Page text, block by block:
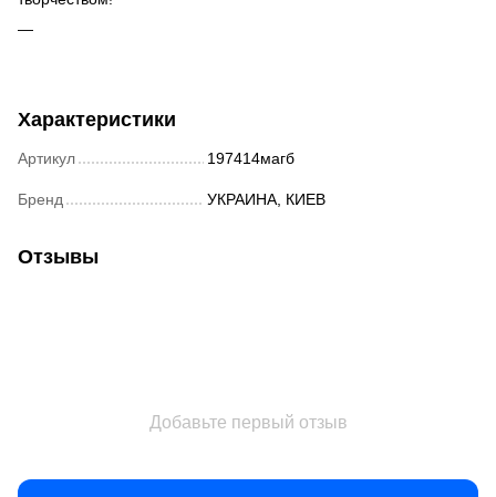
Характеристики
Артикул 197414магб
Бренд УКРАИНА, КИЕВ
Отзывы
Добавьте первый отзыв